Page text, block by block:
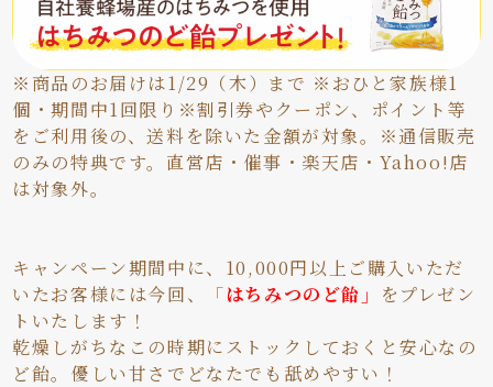
※商品のお届けは1/29（木）まで ※おひと家族様1
個・期間中1回限り※割引券やクーポン、ポイント等
をご利用後の、送料を除いた金額が対象。※通信販売
のみの特典です。直営店・催事・楽天店・Yahoo!店
は対象外。
キャンペーン期間中に、10,000円以上ご購入いただ
いたお客様には今回、
「はちみつのど飴」
をプレゼン
トいたします！
乾燥しがちなこの時期にストックしておくと安心なの
ど飴。優しい甘さでどなたでも舐めやすい！